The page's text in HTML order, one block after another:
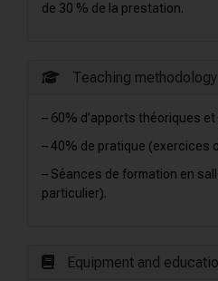
de 30 % de la prestation.
Teaching methodology
– 60% d’apports théoriques
– 40% de pratique (exercices
– Séances de formation en
particulier).
Equipment and